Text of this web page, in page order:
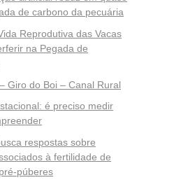
de carbono da pecuária
Reprodutiva das Vacas
na Pegada de
Giro do Boi – Canal Rural
é preciso medir
respostas sobre
à fertilidade de
púberes